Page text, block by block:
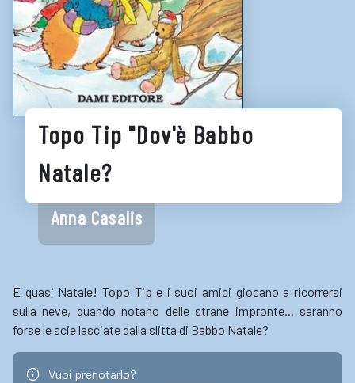
LINK UTILI
Biblioteche e cataloghi online
Consigli per la lettura
Biblioteche digitali
Gaming
Topo Tip "Dov'è Babbo
Natale?
Anna Casalis
È quasi Natale! Topo Tip e i suoi amici giocano a ricorrersi
sulla neve, quando notano delle strane impronte... saranno
forse le scie lasciate dalla slitta di Babbo Natale?
Vuoi prenotarlo?